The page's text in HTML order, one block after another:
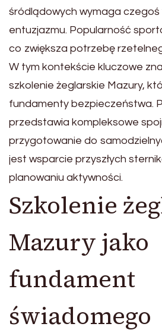
śródlądowych wymaga czegoś
entuzjazmu. Popularność
co zwiększa potrzebę
W tym kontekście kluczowe
szkolenie żeglarskie Mazury,
fundamenty bezpieczeństwa.
przedstawia kompleksowe
przygotowanie do
jest wsparcie przyszłych
planowaniu aktywności.
Szkolenie
Mazury jako
fundament
świadomego